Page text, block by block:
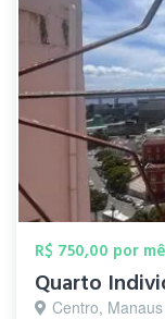
R$ 750,00 por
Quarto
Centro,